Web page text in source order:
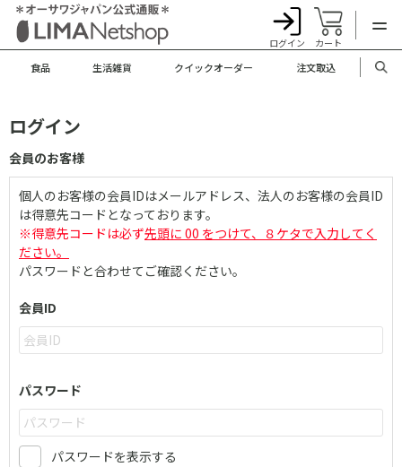
ログイン カート
食品 生活雑貨 クイックオーダー 注文取込
ログイン
会員のお客様
個人のお客様の会員IDはメールアドレス、法人のお客様の会員ID
は得意先コードとなっております。
※得意先コードは必ず先頭に 00 をつけて、８ケタで入力してく
ださい。
パスワードと合わせてご確認ください。
会員ID
パスワード
パスワードを表示する